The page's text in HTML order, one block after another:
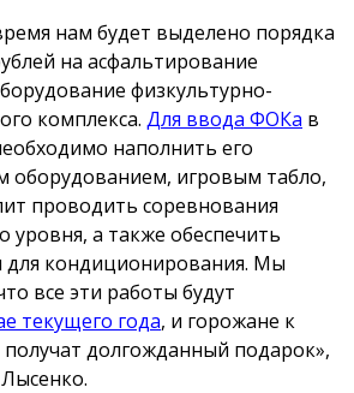
нам будет выделено порядка
на асфальтирование
физкультурно-
комплекса. Для ввода ФОКа в
наполнить его
оборудованием, игровым табло,
проводить соревнования
уровня, а также обеспечить
для кондиционирования. Мы
все эти работы будут
текущего года, и горожане к
долгожданный подарок»,